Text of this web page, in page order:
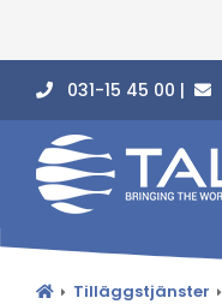
031-15 45 00 |
Tilläggstjänster